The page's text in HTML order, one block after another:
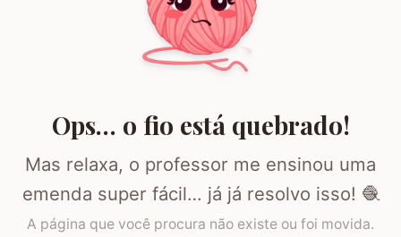
Ops… o fio está quebrado!
Mas relaxa, o professor me ensinou uma
emenda super fácil… já já resolvo isso! 🧶
A página que você procura não existe ou foi movida.